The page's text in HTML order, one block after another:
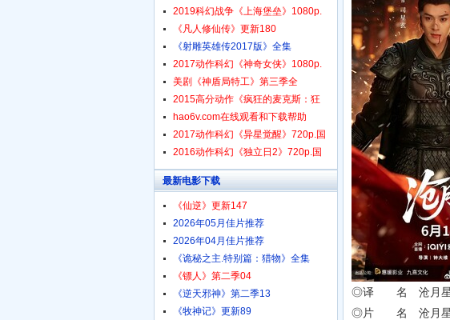
◎译 名 沧月星
◎片 名 沧月星
2019科幻战争《上海堡垒》1080p.
《凡人修仙传》更新180
《射雕英雄传2017版》全集
2017动作科幻《神奇女侠》1080p.
美剧《神盾局特工》第三季全
2015高分动作《疯狂的麦克斯：狂
hao6v.com在线观看和下载帮助
2017动作科幻《异星觉醒》720p.国
2016动作科幻《独立日2》720p.国
最新电影下载
《仙逆》更新147
2026年05月佳片推荐
2026年04月佳片推荐
《诡秘之主.特别篇：猎物》全集
《镖人》第二季04
《逆天邪神》第二季13
《牧神记》更新89